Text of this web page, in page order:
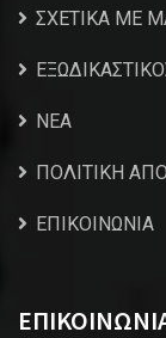
ΣΧΕΤΙΚΑ ΜΕ
NEA
ΠΟΛΙΤΙΚΗ
ΕΠΙΚΟΙΝΩΝΙΑ